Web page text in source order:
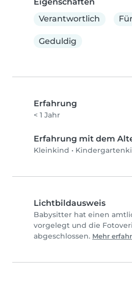
Verantwortlich
Geduldig
Erfahrung
< 1 Jahr
Erfahrung mit dem
Kleinkind •
Lichtbildausweis
Babysitter hat einen
vorgelegt und die
abgeschlossen. Mehr